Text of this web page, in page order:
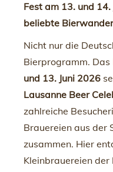
Fest am 13. und
beliebte
Nicht nur die
Bierprogramm. Das
und 13. Juni 2026
Lausanne Beer
zahlreiche
Brauereien aus der
zusammen. Hier
Kleinbrauereien der